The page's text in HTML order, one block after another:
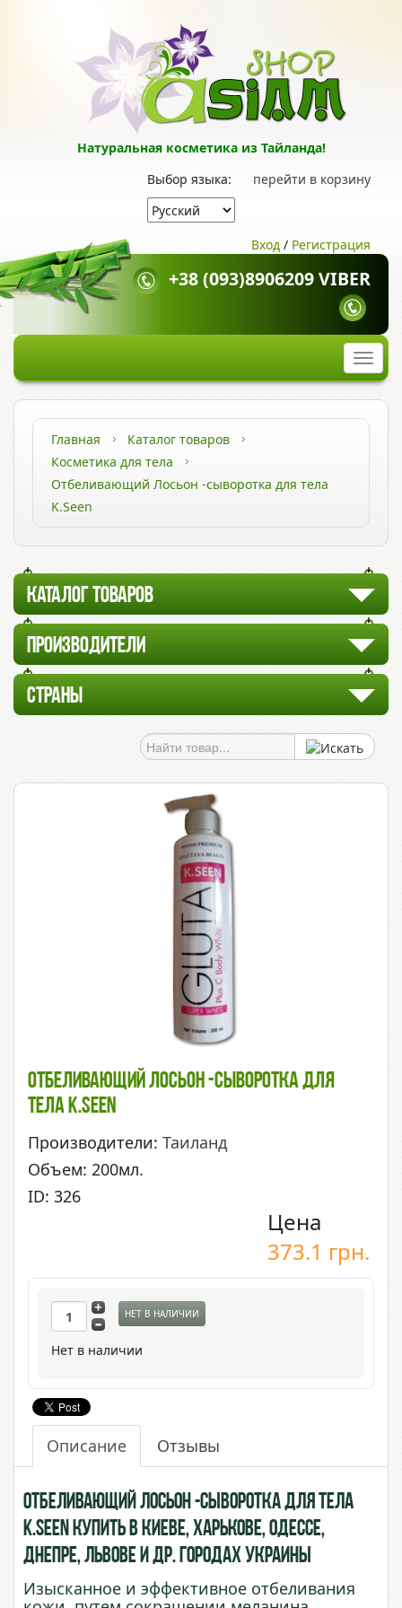
Натуральная косметика из Тайланда!
перейти в корзину
Выбор языка:
Вход / Регистрация
+38 (093)8906209 VIBER
Главная
Каталог товаров
Косметика для тела
Отбеливающий Лосьон -сыворотка для тела
K.Seen
КАТАЛОГ ТОВАРОВ
ПРОИЗВОДИТЕЛИ
СТРАНЫ
Отбеливающий Лосьон -сыворотка Для
Тела K.Seen
Производители: Таиланд
Объем: 200мл.
ID: 326
Цена
373.1 грн.
НЕТ В НАЛИЧИИ
Нет в наличии
Описание Отзывы
Отбеливающий Лосьон -сыворотка для тела
K.Seen купить в Киеве, Харькове, Одессе,
Днепре, Львове и др. городах Украины
Изысканное и эффективное отбеливания